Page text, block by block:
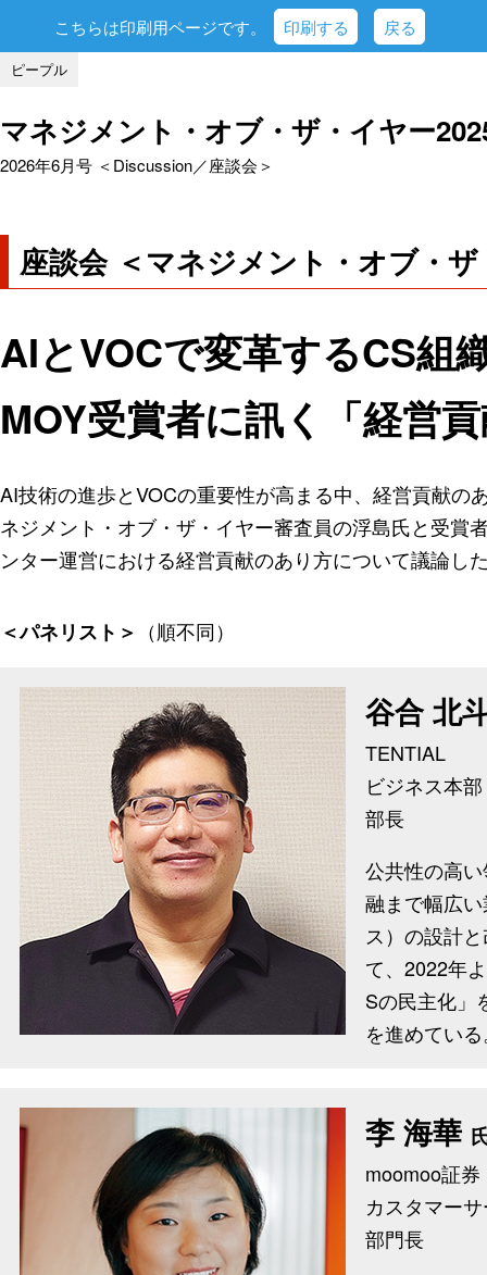
こちらは印刷用ページです。 印刷する 戻る
ピープル
マネジメント・オブ・ザ・イヤー
2026年6月号 ＜Discussion／座談会＞
座談会 ＜マネジメント・オブ・
AIとVOCで変革するCS組
MOY受賞者に訊く「経営
AI技術の進歩とVOCの重要性が高まる中、経営貢献の
ネジメント・オブ・ザ・イヤー審査員の浮島氏と受賞
ンター運営における経営貢献のあり方について議論し
＜パネリスト＞ （順不同）
谷合 北
TENTIAL
ビジネス本
部長
公共性の高
融まで幅広
ス）の設計
て、2022年
Sの民主化」
を進めてい
李 海華
moomoo証券
カスタマー
部門長